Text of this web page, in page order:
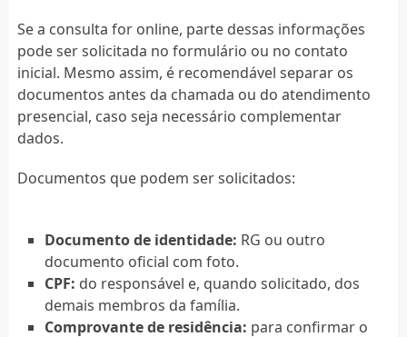
Se a consulta for online, parte dessas informações
pode ser solicitada no formulário ou no contato
inicial. Mesmo assim, é recomendável separar os
documentos antes da chamada ou do atendimento
presencial, caso seja necessário complementar
dados.
Documentos que podem ser solicitados:
Documento de identidade: RG ou outro
documento oficial com foto.
CPF: do responsável e, quando solicitado, dos
demais membros da família.
Comprovante de residência: para confirmar o